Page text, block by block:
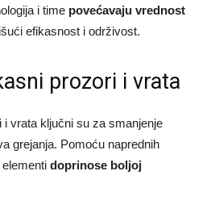
i time povećavaju vrednost
efikasnost i održivost.
prozori i vrata
vrata ključni su za smanjenje
grejanja. Pomoću naprednih
doprinose boljoj